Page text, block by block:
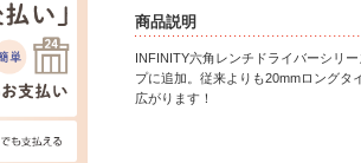
商品説明
INFINITY六角レンチドライバーシリ
プに追加。従来よりも20mmロングタ
広がります！